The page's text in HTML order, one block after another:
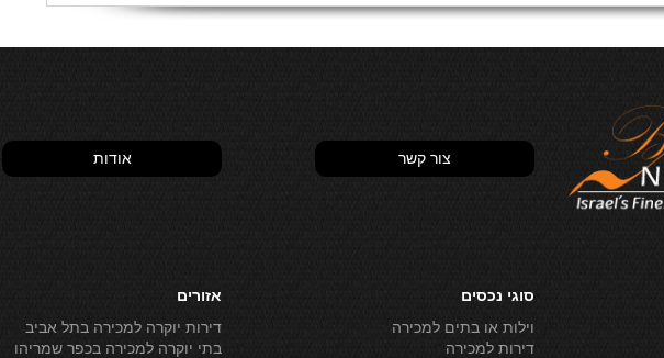
צור קשר אודות
סוגי נכסים
וילות או בתים למכירה
דירות למכירה
אזורים
דירות יוקרה למכירה בתל אביב
בתי יוקרה למכירה בכפר שמריהו